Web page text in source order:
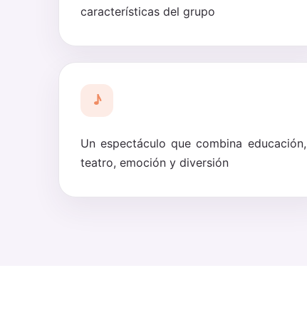
características del grupo
♪
Un espectáculo que combina educación,
teatro, emoción y diversión